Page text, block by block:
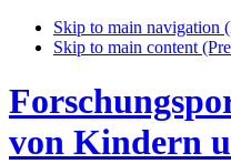
Skip to main navigation
Skip to main content
von Kindern